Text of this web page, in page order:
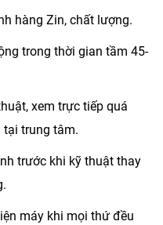
hàng Zin, chất lượng.
trong thời gian tầm 45-
xem trực tiếp quá
trung tâm.
trước khi kỹ thuật thay
máy khi mọi thứ đều